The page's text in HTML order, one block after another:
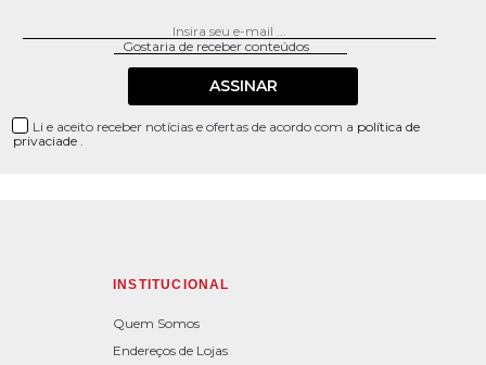
ASSINAR
Li e aceito receber notícias e ofertas de acordo com a política de
privaciade
INSTITUCIONAL
Quem Somos
Endereços de Lojas